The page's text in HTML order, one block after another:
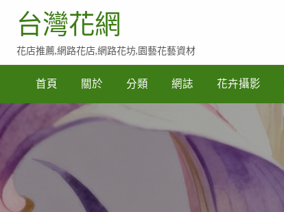
常
詞
台灣花網
花店推薦,網路花店,網路花坊,園藝花藝資材
首頁 關於 分類 網誌 花卉攝影